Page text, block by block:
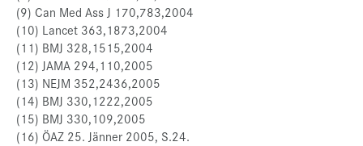
(9) Can Med Ass J 170,783,2004
(10) Lancet 363,1873,2004
(11) BMJ 328,1515,2004
(12) JAMA 294,110,2005
(13) NEJM 352,2436,2005
(14) BMJ 330,1222,2005
(15) BMJ 330,109,2005
(16) ÖAZ 25. Jänner 2005, S.24.